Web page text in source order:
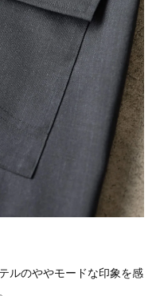
ルのややモードな印象を感